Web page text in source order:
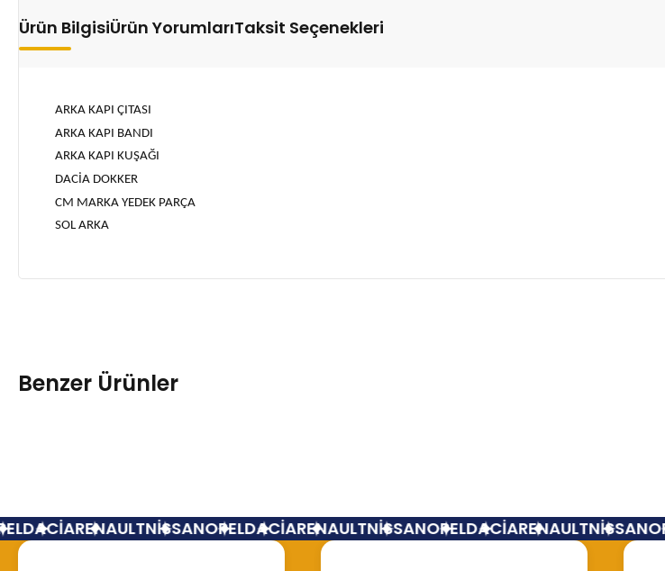
Ürün BilgisiÜrün YorumlarıTaksit Seçenekleri
ARKA KAPI ÇITASI
ARKA KAPI BANDI
ARKA KAPI KUŞAĞI
DACİA DOKKER
CM MARKA YEDEK PARÇA
SOL ARKA
Benzer Ürünler
DACİARENAULTNİSSANOPELDACİARENAULTNİSSANOPELDACİARENAULTNİSSAN